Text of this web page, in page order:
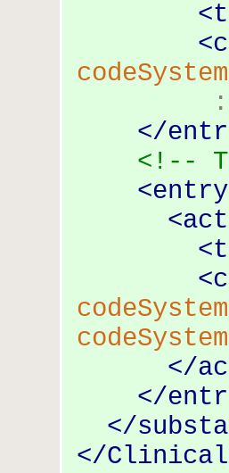
<
<
</
<!--
<
<act
<
<
codeSystem
</
</
</
</